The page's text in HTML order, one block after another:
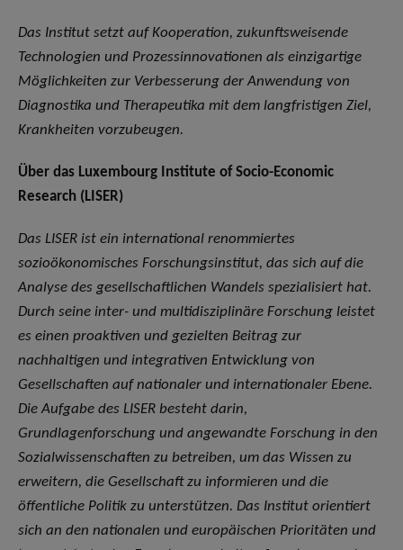
Das Institut setzt auf Kooperation, zukunftsweisende
Technologien und Prozessinnovationen als einzigartige
Möglichkeiten zur Verbesserung der Anwendung von
Diagnostika und Therapeutika mit dem langfristigen Ziel,
Krankheiten vorzubeugen.
Über das Luxembourg Institute of Socio-Economic
Research (LISER)
Das LISER ist ein international renommiertes
sozioökonomisches Forschungsinstitut, das sich auf die
Analyse des gesellschaftlichen Wandels spezialisiert hat.
Durch seine inter- und multidisziplinäre Forschung leistet
es einen proaktiven und gezielten Beitrag zur
nachhaltigen und integrativen Entwicklung von
Gesellschaften auf nationaler und internationaler Ebene.
Die Aufgabe des LISER besteht darin,
Grundlagenforschung und angewandte Forschung in den
Sozialwissenschaften zu betreiben, um das Wissen zu
erweitern, die Gesellschaft zu informieren und die
öffentliche Politik zu unterstützen. Das Institut orientiert
sich an den nationalen und europäischen Prioritäten und